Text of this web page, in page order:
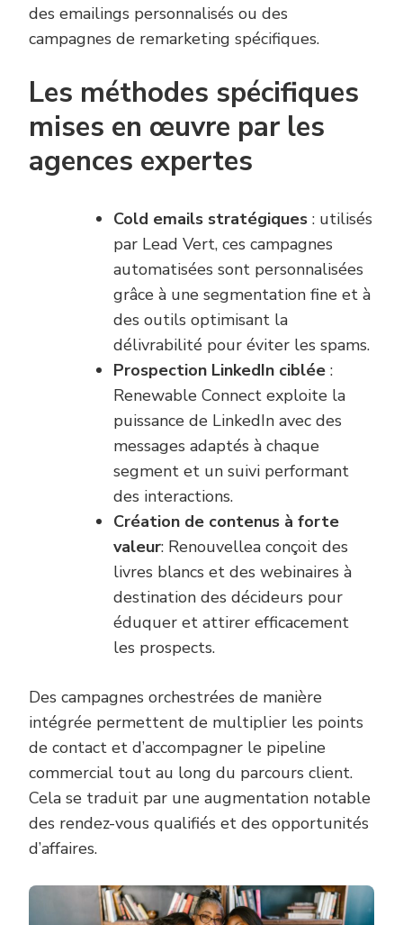
des emailings personnalisés ou des
campagnes de remarketing spécifiques.
Les méthodes spécifiques
mises en œuvre par les
agences expertes
Cold emails stratégiques : utilisés
par Lead Vert, ces campagnes
automatisées sont personnalisées
grâce à une segmentation fine et à
des outils optimisant la
délivrabilité pour éviter les spams.
Prospection LinkedIn ciblée :
Renewable Connect exploite la
puissance de LinkedIn avec des
messages adaptés à chaque
segment et un suivi performant
des interactions.
Création de contenus à forte
valeur: Renouvellea conçoit des
livres blancs et des webinaires à
destination des décideurs pour
éduquer et attirer efficacement
les prospects.
Des campagnes orchestrées de manière
intégrée permettent de multiplier les points
de contact et d’accompagner le pipeline
commercial tout au long du parcours client.
Cela se traduit par une augmentation notable
des rendez-vous qualifiés et des opportunités
d’affaires.